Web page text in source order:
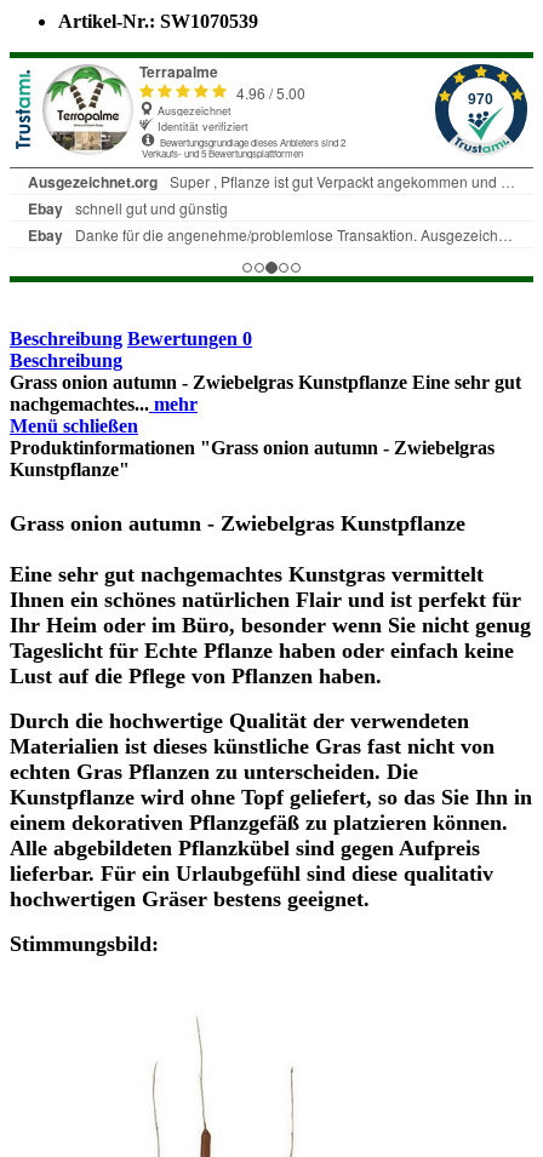
Artikel-Nr.: SW1070539
Beschreibung Bewertungen 0
Beschreibung
Grass onion autumn - Zwiebelgras Kunstpflanze Eine sehr gut
nachgemachtes... mehr
Menü schließen
Produktinformationen "Grass onion autumn - Zwiebelgras
Kunstpflanze"
Grass onion autumn - Zwiebelgras Kunstpflanze
Eine sehr gut nachgemachtes Kunstgras vermittelt
Ihnen ein schönes natürlichen Flair und ist perfekt für
Ihr Heim oder im Büro, besonder wenn Sie nicht genug
Tageslicht für Echte Pflanze haben oder einfach keine
Lust auf die Pflege von Pflanzen haben.
Durch die hochwertige Qualität der verwendeten
Materialien ist dieses künstliche Gras fast nicht von
echten Gras Pflanzen zu unterscheiden. Die
Kunstpflanze wird ohne Topf geliefert, so das Sie Ihn in
einem dekorativen Pflanzgefäß zu platzieren können.
Alle abgebildeten Pflanzkübel sind gegen Aufpreis
lieferbar. Für ein Urlaubgefühl sind diese qualitativ
hochwertigen Gräser bestens geeignet.
Stimmungsbild: